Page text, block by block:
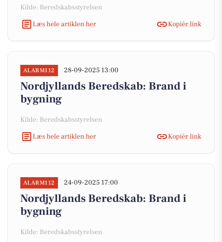
Kilde: Beredskabsstyrelsen
Læs hele artiklen her
Kopiér link
ALARM112 28-09-2025 13:00
Nordjyllands Beredskab: Brand i
bygning
Kilde: Beredskabsstyrelsen
Læs hele artiklen her
Kopiér link
ALARM112 24-09-2025 17:00
Nordjyllands Beredskab: Brand i
bygning
Kilde: Beredskabsstyrelsen